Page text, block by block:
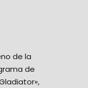
de la
de